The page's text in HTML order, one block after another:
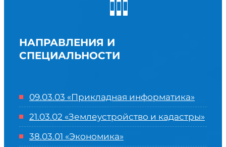
НАПРАВЛЕНИЯ И
СПЕЦИАЛЬНОСТИ
09.03.03 «Прикладная информатика»
21.03.02 «Землеустройство и кадастры»
38.03.01 «Экономика»